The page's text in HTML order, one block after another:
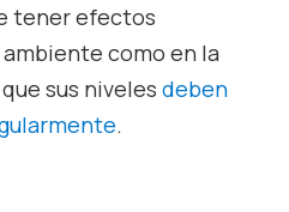
tener efectos
como en la
sus niveles deben
.